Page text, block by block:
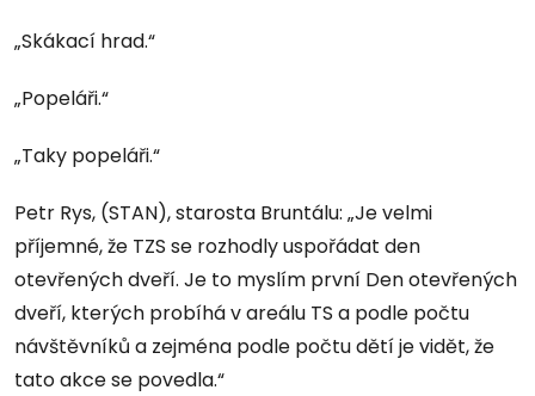
„Skákací hrad.“
„Popeláři.“
„Taky popeláři.“
Petr Rys, (STAN), starosta Bruntálu: „Je velmi
příjemné, že TZS se rozhodly uspořádat den
otevřených dveří. Je to myslím první Den otevřených
dveří, kterých probíhá v areálu TS a podle počtu
návštěvníků a zejména podle počtu dětí je vidět, že
tato akce se povedla.“